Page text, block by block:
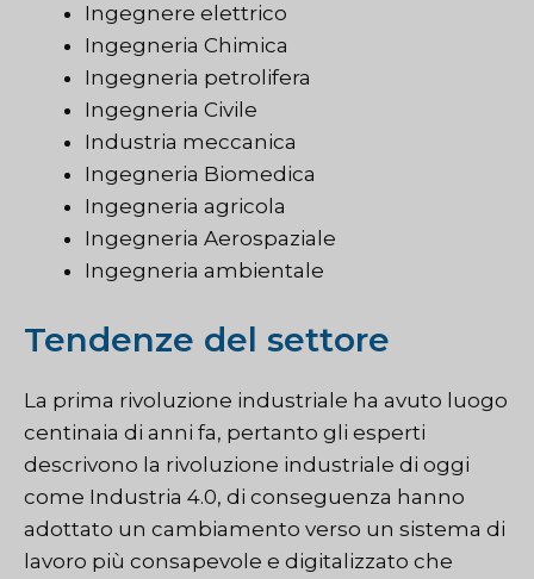
Ingegnere elettrico
Ingegneria Chimica
Ingegneria petrolifera
Ingegneria Civile
Industria meccanica
Ingegneria Biomedica
Ingegneria agricola
Ingegneria Aerospaziale
Ingegneria ambientale
Tendenze del settore
La prima rivoluzione industriale ha avuto luogo
centinaia di anni fa, pertanto gli esperti
descrivono la rivoluzione industriale di oggi
come Industria 4.0, di conseguenza hanno
adottato un cambiamento verso un sistema di
lavoro più consapevole e digitalizzato che